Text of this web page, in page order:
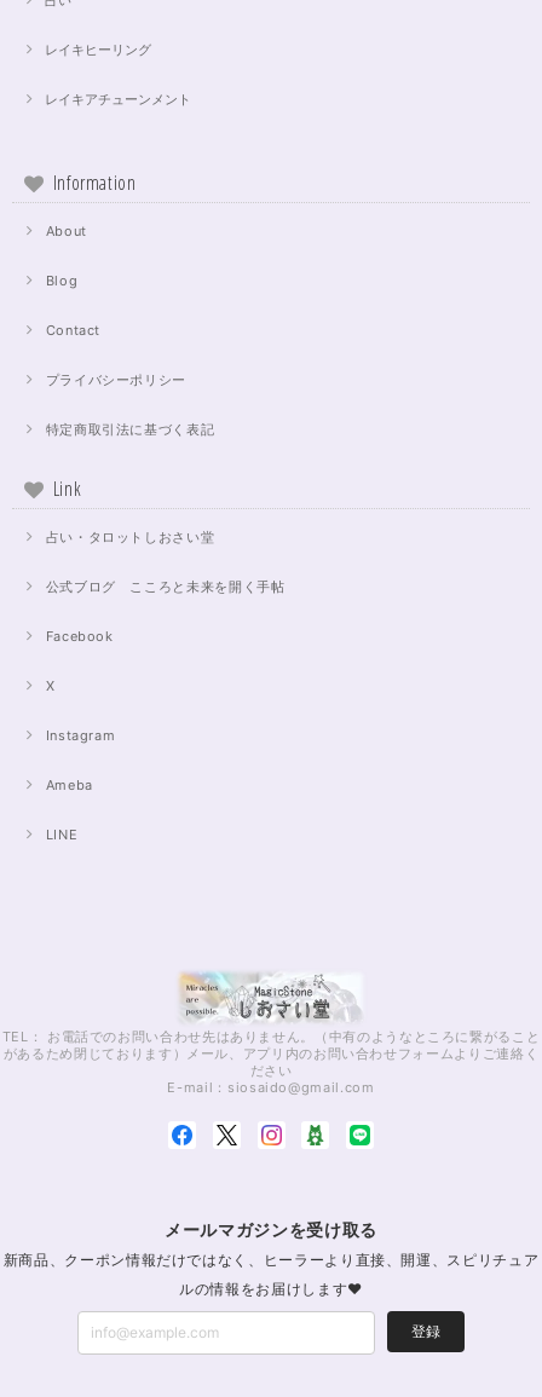
レイキヒーリング
レイキアチューンメント
Information
About
Blog
Contact
プライバシーポリシー
特定商取引法に基づく表記
Link
占い・タロットしおさい堂
公式ブログ こころと未来を開く手帖
Facebook
X
Instagram
Ameba
LINE
TEL： お電話でのお問い合わせ先はありません。（中有のようなところに繋がること
があるため閉じております）メール、アプリ内のお問い合わせフォームよりご連絡く
ださい
E-mail： siosaido@gmail.com
メールマガジンを受け取る
新商品、クーポン情報だけではなく、ヒーラーより直接、開運、スピリチュア
ルの情報をお届けします♥
登録